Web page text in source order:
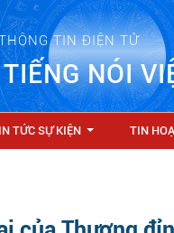
TIN ĐIỆN TỬ
NÓI
TỨC SỰ KIỆN TIN